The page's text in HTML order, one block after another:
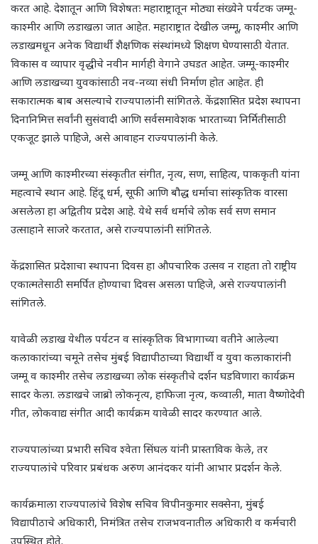
करत आहे. देशातून आणि विशेषतः महाराष्ट्रातून मोठ्या संख्येने पर्यटक जम्मू-
काश्मीर आणि लडाखला जात आहेत. महाराष्ट्रात देखील जम्मू, काश्मीर आणि
लडाखमधून अनेक विद्यार्थी शैक्षणिक संस्थांमध्ये शिक्षण घेण्यासाठी येतात.
विकास व व्यापार वृद्धीचे नवीन मार्गही वेगाने उघडत आहेत. जम्मू-काश्मीर
आणि लडाखच्या युवकांसाठी नव-नव्या संधी निर्माण होत आहेत. ही
सकारात्मक बाब असल्याचे राज्यपालांनी सांगितले. केंद्रशासित प्रदेश स्थापना
दिनानिमित्त सर्वांनी सुसंवादी आणि सर्वसमावेशक भारताच्या निर्मितीसाठी
एकजूट झाले पाहिजे, असे आवाहन राज्यपालांनी केले.
जम्मू आणि काश्मीरच्या संस्कृतीत संगीत, नृत्य, सण, साहित्य, पाककृती यांना
महत्वाचे स्थान आहे. हिंदू धर्म, सूफी आणि बौद्ध धर्माचा सांस्कृतिक वारसा
असलेला हा अद्वितीय प्रदेश आहे. येथे सर्व धर्माचे लोक सर्व सण समान
उत्साहाने साजरे करतात, असे राज्यपालांनी सांगितले.
केंद्रशासित प्रदेशाचा स्थापना दिवस हा औपचारिक उत्सव न राहता तो राष्ट्रीय
एकात्मतेसाठी समर्पित होण्याचा दिवस असला पाहिजे, असे राज्यपालांनी
सांगितले.
यावेळी लडाख येथील पर्यटन व सांस्कृतिक विभागाच्या वतीने आलेल्या
कलाकारांच्या चमूने तसेच मुंबई विद्यापीठाच्या विद्यार्थी व युवा कलाकारांनी
जम्मू व काश्मीर तसेच लडाखच्या लोक संस्कृतीचे दर्शन घडविणारा कार्यक्रम
सादर केला. लडाखचे जाब्रो लोकनृत्य, हाफिजा नृत्य, कव्वाली, माता वैष्णोदेवी
गीत, लोकवाद्य संगीत आदी कार्यक्रम यावेळी सादर करण्यात आले.
राज्यपालांच्या प्रभारी सचिव श्वेता सिंघल यांनी प्रास्ताविक केले, तर
राज्यपालांचे परिवार प्रबंधक अरुण आनंदकर यांनी आभार प्रदर्शन केले.
कार्यक्रमाला राज्यपालांचे विशेष सचिव विपीनकुमार सक्सेना, मुंबई
विद्यापीठाचे अधिकारी, निमंत्रित तसेच राजभवनातील अधिकारी व कर्मचारी
उपस्थित होते.